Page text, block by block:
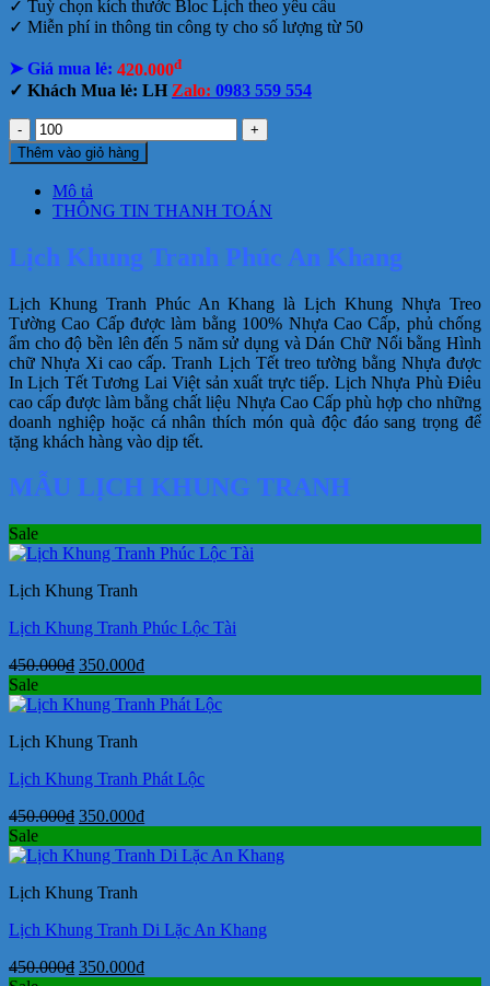
✓ Tuỳ chọn kích thước Bloc Lịch theo yêu cầu
✓ Miễn phí in thông tin công ty cho số lượng từ 50
➤ Giá mua lẻ: 420.000đ
✓ Khách Mua lẻ: LH Zalo: 0983 559 554
Lịch
Khung
Tranh
Phúc
An
Khang
số
lượng
Thêm vào giỏ hàng
Mô tả
THÔNG TIN THANH TOÁN
Lịch Khung Tranh Phúc An Khang
Lịch Khung Tranh Phúc An Khang là Lịch Khung Nhựa Treo
Tường Cao Cấp được làm bằng 100% Nhựa Cao Cấp, phủ chống
ẩm cho độ bền lên đến 5 năm sử dụng và Dán Chữ Nổi bằng Hình
chữ Nhựa Xi cao cấp. Tranh Lịch Tết treo tường bằng Nhựa được
In Lịch Tết Tương Lai Việt sản xuất trực tiếp. Lịch Nhựa Phù Điêu
cao cấp được làm bằng chất liệu Nhựa Cao Cấp phù hợp cho những
doanh nghiệp hoặc cá nhân thích món quà độc đáo sang trọng để
tặng khách hàng vào dịp tết.
MẪU LỊCH KHUNG TRANH
Sale
Lịch Khung Tranh
Lịch Khung Tranh Phúc Lộc Tài
450.000₫ Giá
là:
350.000₫Giá
tại
Sale
Lịch Khung Tranh
Lịch Khung Tranh Phát Lộc
450.000₫ Giá
là:
350.000₫Giá
tại
Sale
Lịch Khung Tranh
Lịch Khung Tranh Di Lặc An Khang
450.000₫ Giá
350.000₫Giá